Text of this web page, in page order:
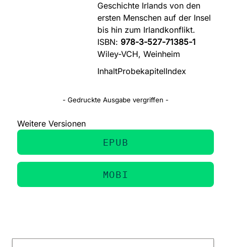
Geschichte Irlands von den
ersten Menschen auf der Insel
bis hin zum Irlandkonflikt.
ISBN: 978-3-527-71385-1
Wiley-VCH, Weinheim
InhaltProbekapitelIndex
- Gedruckte Ausgabe vergriffen -
Weitere Versionen
EPUB
MOBI